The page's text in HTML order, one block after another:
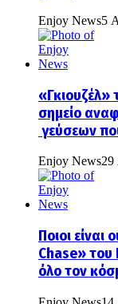
Enjoy News5
«Γκιουζέλ»
σημείο
γεύσεων
Enjoy News29
Ποιοι είναι
Chase» του
όλο τον